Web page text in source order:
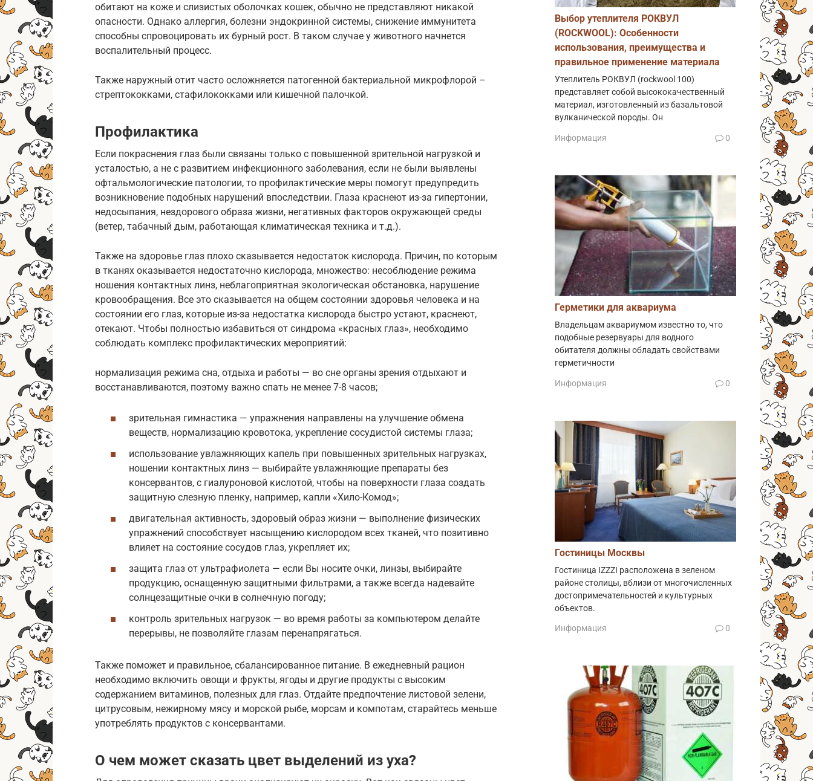
обитают на коже и слизистых оболочках кошек, обычно не представляют никакой
опасности. Однако аллергия, болезни эндокринной системы, снижение иммунитета
способны спровоцировать их бурный рост. В таком случае у животного начнется
воспалительный процесс.
Также наружный отит часто осложняется патогенной бактериальной микрофлорой –
стрептококками, стафилококками или кишечной палочкой.
Профилактика
Если покраснения глаз были связаны только с повышенной зрительной нагрузкой и
усталостью, а не с развитием инфекционного заболевания, если не были выявлены
офтальмологические патологии, то профилактические меры помогут предупредить
возникновение подобных нарушений впоследствии. Глаза краснеют из-за гипертонии,
недосыпания, нездорового образа жизни, негативных факторов окружающей среды
(ветер, табачный дым, работающая климатическая техника и т.д.).
Также на здоровье глаз плохо сказывается недостаток кислорода. Причин, по которым
в тканях оказывается недостаточно кислорода, множество: несоблюдение режима
ношения контактных линз, неблагоприятная экологическая обстановка, нарушение
кровообращения. Все это сказывается на общем состоянии здоровья человека и на
состоянии его глаз, которые из-за недостатка кислорода быстро устают, краснеют,
отекают. Чтобы полностью избавиться от синдрома «красных глаз», необходимо
соблюдать комплекс профилактических мероприятий:
нормализация режима сна, отдыха и работы — во сне органы зрения отдыхают и
восстанавливаются, поэтому важно спать не менее 7-8 часов;
зрительная гимнастика — упражнения направлены на улучшение обмена
веществ, нормализацию кровотока, укрепление сосудистой системы глаза;
использование увлажняющих капель при повышенных зрительных нагрузках,
ношении контактных линз — выбирайте увлажняющие препараты без
консервантов, с гиалуроновой кислотой, чтобы на поверхности глаза создать
защитную слезную пленку, например, капли «Хило-Комод»;
двигательная активность, здоровый образ жизни — выполнение физических
упражнений способствует насыщению кислородом всех тканей, что позитивно
влияет на состояние сосудов глаз, укрепляет их;
защита глаз от ультрафиолета — если Вы носите очки, линзы, выбирайте
продукцию, оснащенную защитными фильтрами, а также всегда надевайте
солнцезащитные очки в солнечную погоду;
контроль зрительных нагрузок — во время работы за компьютером делайте
перерывы, не позволяйте глазам перенапрягаться.
Также поможет и правильное, сбалансированное питание. В ежедневный рацион
необходимо включить овощи и фрукты, ягоды и другие продукты с высоким
содержанием витаминов, полезных для глаз. Отдайте предпочтение листовой зелени,
цитрусовым, нежирному мясу и морской рыбе, морсам и компотам, старайтесь меньше
употреблять продуктов с консервантами.
О чем может сказать цвет выделений из уха?
Выбор утеплителя РОКВУЛ
(ROCKWOOL): Особенности
использования, преимущества и
правильное применение материала
Утеплитель РОКВУЛ (rockwool 100)
представляет собой высококачественный
материал, изготовленный из базальтовой
вулканической породы. Он
Информация 0
Герметики для аквариума
Владельцам аквариумом известно то, что
подобные резервуары для водного
обитателя должны обладать свойствами
герметичности
Информация 0
Гостиницы Москвы
Гостиница IZZZI расположена в зеленом
районе столицы, вблизи от многочисленных
достопримечательностей и культурных
объектов.
Информация 0